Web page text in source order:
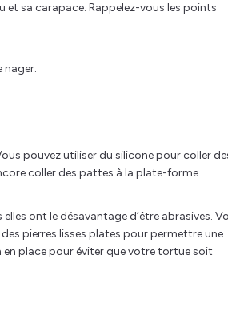
sa carapace. Rappelez-vous les points
nager.
pouvez utiliser du silicone pour coller
coller des pattes à la plate-forme.
ont le désavantage d’être abrasives.
pierres lisses plates pour permettre une
en place pour éviter que votre tortue soit